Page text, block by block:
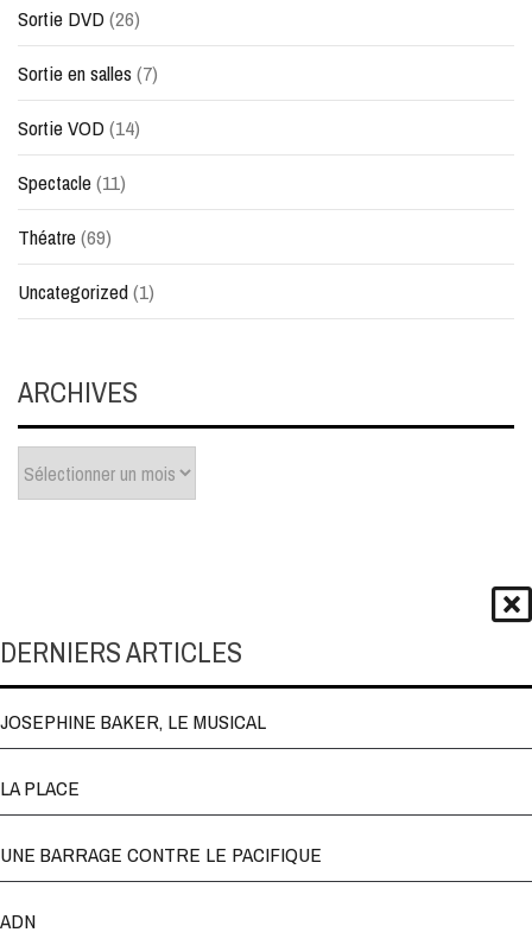
Sortie DVD(26)
Sortie en salles(7)
Sortie VOD(14)
Spectacle(11)
Théatre(69)
Uncategorized(1)
ARCHIVES
DERNIERS ARTICLES
JOSEPHINE BAKER, LE MUSICAL
LA PLACE
UNE BARRAGE CONTRE LE PACIFIQUE
ADN